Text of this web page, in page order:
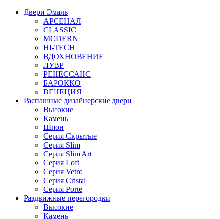
Двери Эмаль
АРСЕНАЛ
CLASSIC
MODERN
HI-TECH
ВДОХНОВЕНИЕ
ЛУВР
РЕНЕССАНС
БАРОККО
ВЕНЕЦИЯ
Распашные дизайнерские двери
Высокие
Камень
Шпон
Серия Скрытые
Серия Slim
Серия Slim Art
Серия Loft
Серия Vetro
Серия Cristal
Серия Porte
Раздвижные перегородки
Высокие
Камень